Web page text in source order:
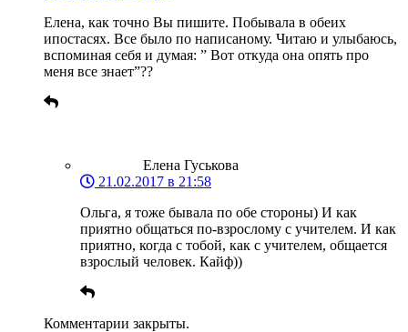
Елена, как точно Вы пишите. Побывала в обеих
ипостасях. Все было по написаному. Читаю и улыбаюсь,
вспоминая себя и думая: ” Вот откуда она опять про
меня все знает”??
Елена Гуськова
21.02.2017 в 21:58
Ольга, я тоже бывала по обе стороны) И как
приятно общаться по-взрослому с учителем. И как
приятно, когда с тобой, как с учителем, общается
взрослый человек. Кайф))
Комментарии закрыты.